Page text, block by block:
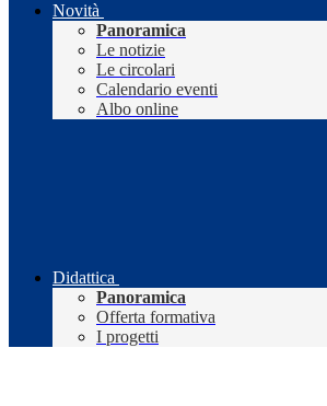
Novità
Panoramica
Le notizie
Le circolari
Calendario eventi
Albo online
Didattica
Panoramica
Offerta formativa
I progetti